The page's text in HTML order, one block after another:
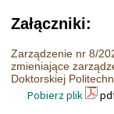
Załączniki:
Zarządzenie nr 8/
zmieniające
Doktorskiej
Pobierz plik